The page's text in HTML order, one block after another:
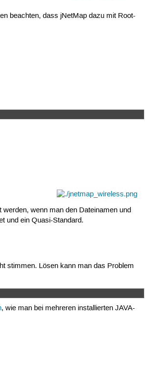
beachten, dass jNetMap dazu mit Root-
wenn man den Dateinamen und
und ein Quasi-Standard.
stimmen. Lösen kann man das Problem
, wie man bei mehreren installierten JAVA-